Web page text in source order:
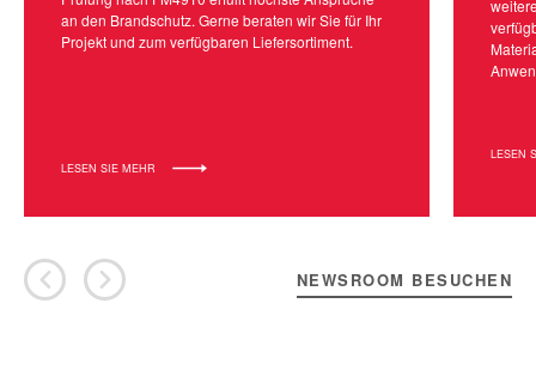
an den Brandschutz. Gerne beraten wir Sie für Ihr
Projekt und zum verfügbaren Liefersortiment.
LESEN SIE MEHR
LESEN
NEWSROOM BESUCHEN